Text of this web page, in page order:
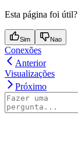
Esta página foi útil?
Sim Nao
Conexões
Anterior
Visualizações
Próximo